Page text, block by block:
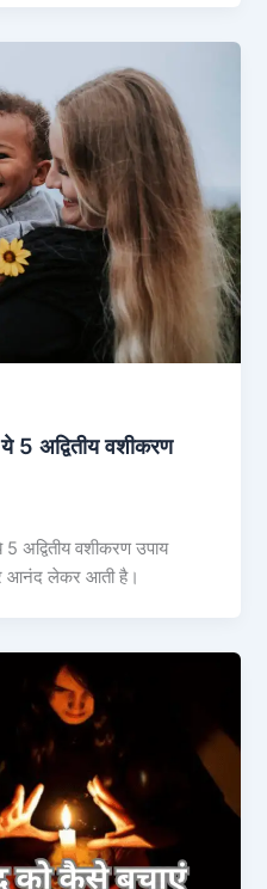
5 अद्वितीय वशीकरण
अद्वितीय वशीकरण उपाय
आनंद लेकर आती है।